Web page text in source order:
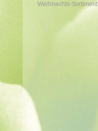
Weihnachts-Sortiment